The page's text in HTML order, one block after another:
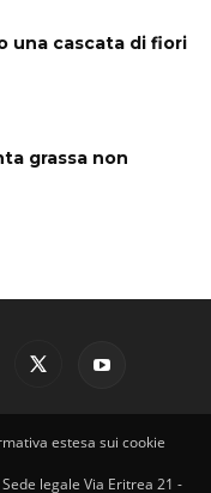
una cascata di fiori
grassa non
estesa sui cookie
legale Via Eritrea 21 -